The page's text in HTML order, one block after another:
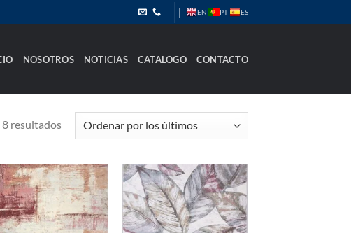
EN PT ES
NOSOTROS NOTICIAS CATALOGO CONTACTO
resultadosOrdenado
por
últimos